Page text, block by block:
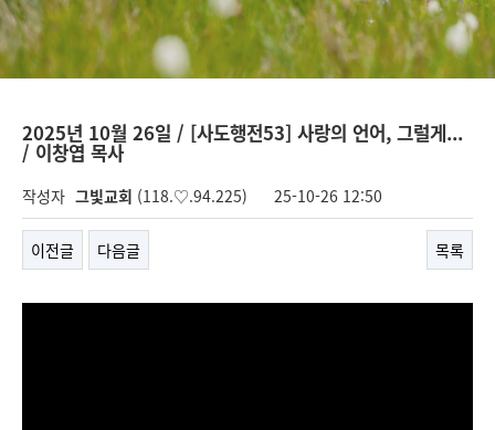
2025년 10월 26일 / [사도행전53] 사랑의 언어, 그럴게...
/ 이창엽 목사
작성자 그빛교회 (118.♡.94.225) 25-10-26 12:50
이전글 다음글 목록